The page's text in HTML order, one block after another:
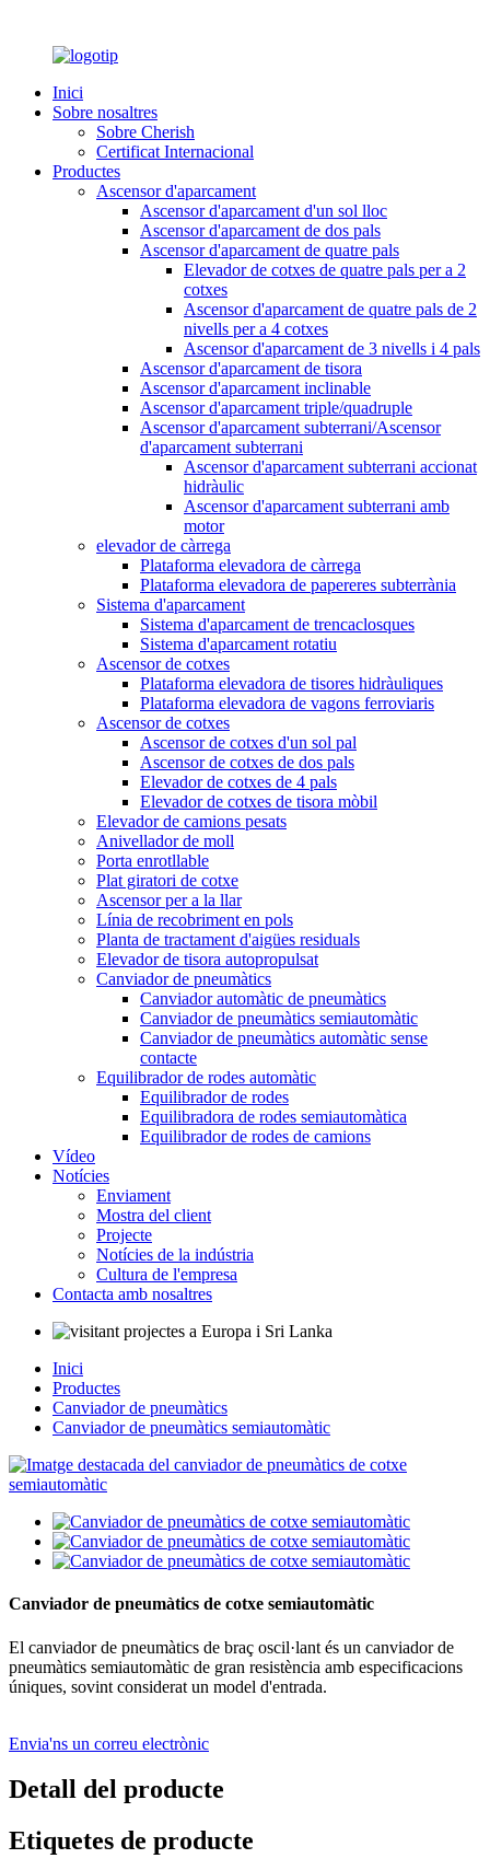
Inici
Sobre nosaltres
Sobre Cherish
Certificat Internacional
Productes
Ascensor d'aparcament
Ascensor d'aparcament d'un sol lloc
Ascensor d'aparcament de dos pals
Ascensor d'aparcament de quatre pals
Elevador de cotxes de quatre pals per a 2
cotxes
Ascensor d'aparcament de quatre pals de 2
nivells per a 4 cotxes
Ascensor d'aparcament de 3 nivells i 4 pals
Ascensor d'aparcament de tisora
Ascensor d'aparcament inclinable
Ascensor d'aparcament triple/quadruple
Ascensor d'aparcament subterrani/Ascensor
d'aparcament subterrani
Ascensor d'aparcament subterrani accionat
hidràulic
Ascensor d'aparcament subterrani amb
motor
elevador de càrrega
Plataforma elevadora de càrrega
Plataforma elevadora de papereres subterrània
Sistema d'aparcament
Sistema d'aparcament de trencaclosques
Sistema d'aparcament rotatiu
Ascensor de cotxes
Plataforma elevadora de tisores hidràuliques
Plataforma elevadora de vagons ferroviaris
Ascensor de cotxes
Ascensor de cotxes d'un sol pal
Ascensor de cotxes de dos pals
Elevador de cotxes de 4 pals
Elevador de cotxes de tisora ​​mòbil
Elevador de camions pesats
Anivellador de moll
Porta enrotllable
Plat giratori de cotxe
Ascensor per a la llar
Línia de recobriment en pols
Planta de tractament d'aigües residuals
Elevador de tisora ​​autopropulsat
Canviador de pneumàtics
Canviador automàtic de pneumàtics
Canviador de pneumàtics semiautomàtic
Canviador de pneumàtics automàtic sense
contacte
Equilibrador de rodes automàtic
Equilibrador de rodes
Equilibradora de rodes semiautomàtica
Equilibrador de rodes de camions
Vídeo
Notícies
Enviament
Mostra del client
Projecte
Notícies de la indústria
Cultura de l'empresa
Contacta amb nosaltres
Inici
Productes
Canviador de pneumàtics
Canviador de pneumàtics semiautomàtic
Canviador de pneumàtics de cotxe semiautomàtic
El canviador de pneumàtics de braç oscil·lant és un canviador de
pneumàtics semiautomàtic de gran resistència amb especificacions
úniques, sovint considerat un model d'entrada.
Envia'ns un correu electrònic
Detall del producte
Etiquetes de producte